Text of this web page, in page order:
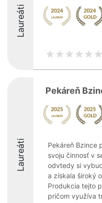
Laureáti
Laureáti
Pekáreň
Pekáreň Bzince
svoju činnosť v
odvtedy si
a získala široký
Produkcia tejto
pričom využíva